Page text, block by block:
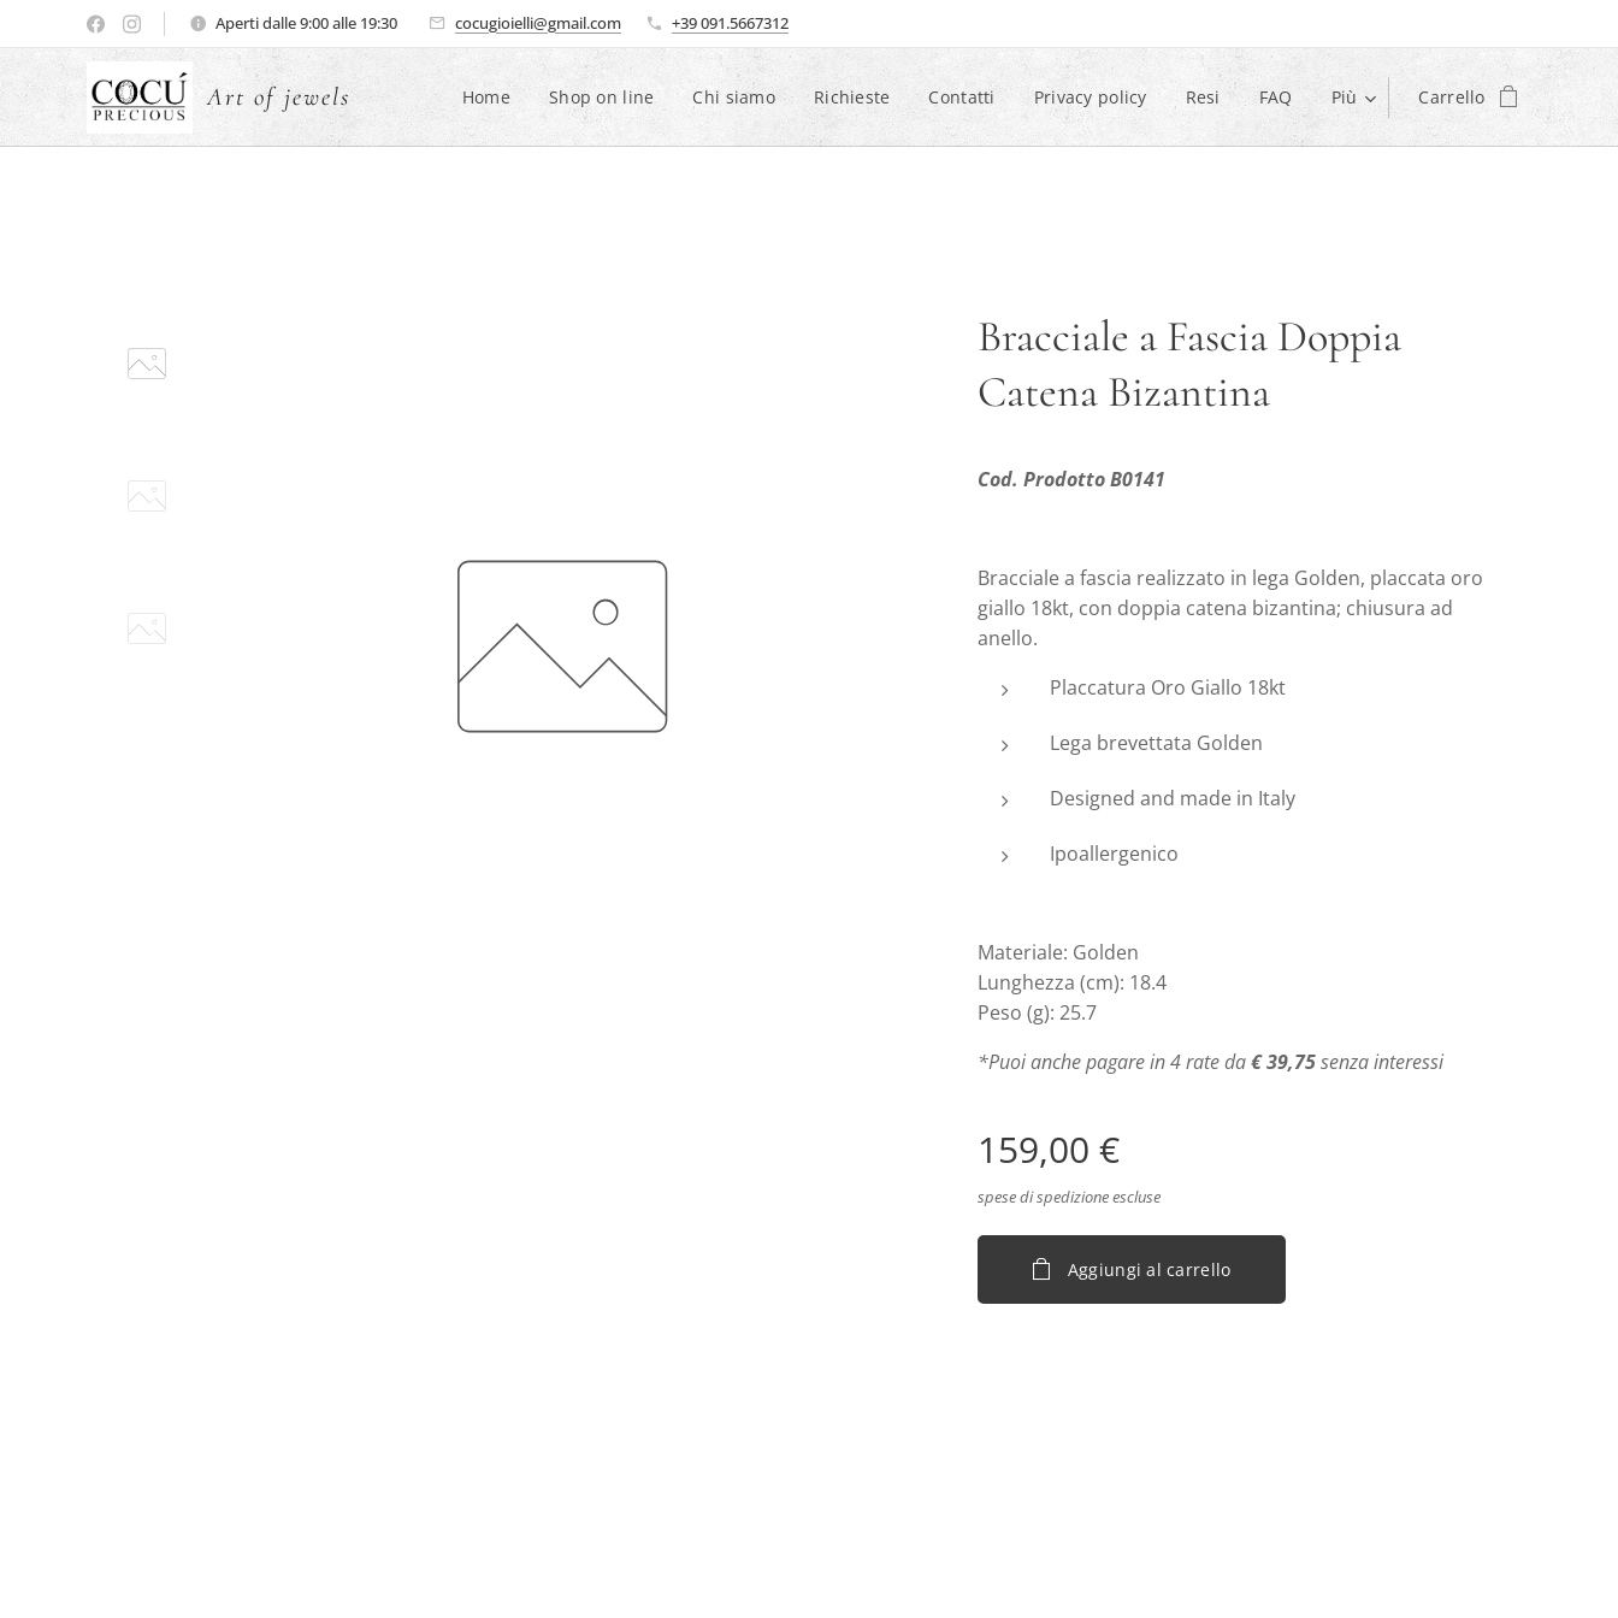
Aperti dalle 9:00 alle 19:30 cocugioielli@gmail.com +39 091.5667312
Art of jewels Home Shop on line Chi siamo Richieste Contatti Privacy policy Resi FAQ Più Carrello
Bracciale a Fascia Doppia
Catena Bizantina
Cod. Prodotto B0141
Bracciale a fascia realizzato in lega Golden, placcata oro
giallo 18kt, con doppia catena bizantina; chiusura ad
anello.
Placcatura Oro Giallo 18kt
Lega brevettata Golden
Designed and made in Italy
Ipoallergenico
Materiale: Golden
Lunghezza (cm): 18.4
Peso (g): 25.7
*Puoi anche pagare in 4 rate da€ 39,75senza interessi
159,00 €
spese di spedizione escluse
Aggiungi al carrello